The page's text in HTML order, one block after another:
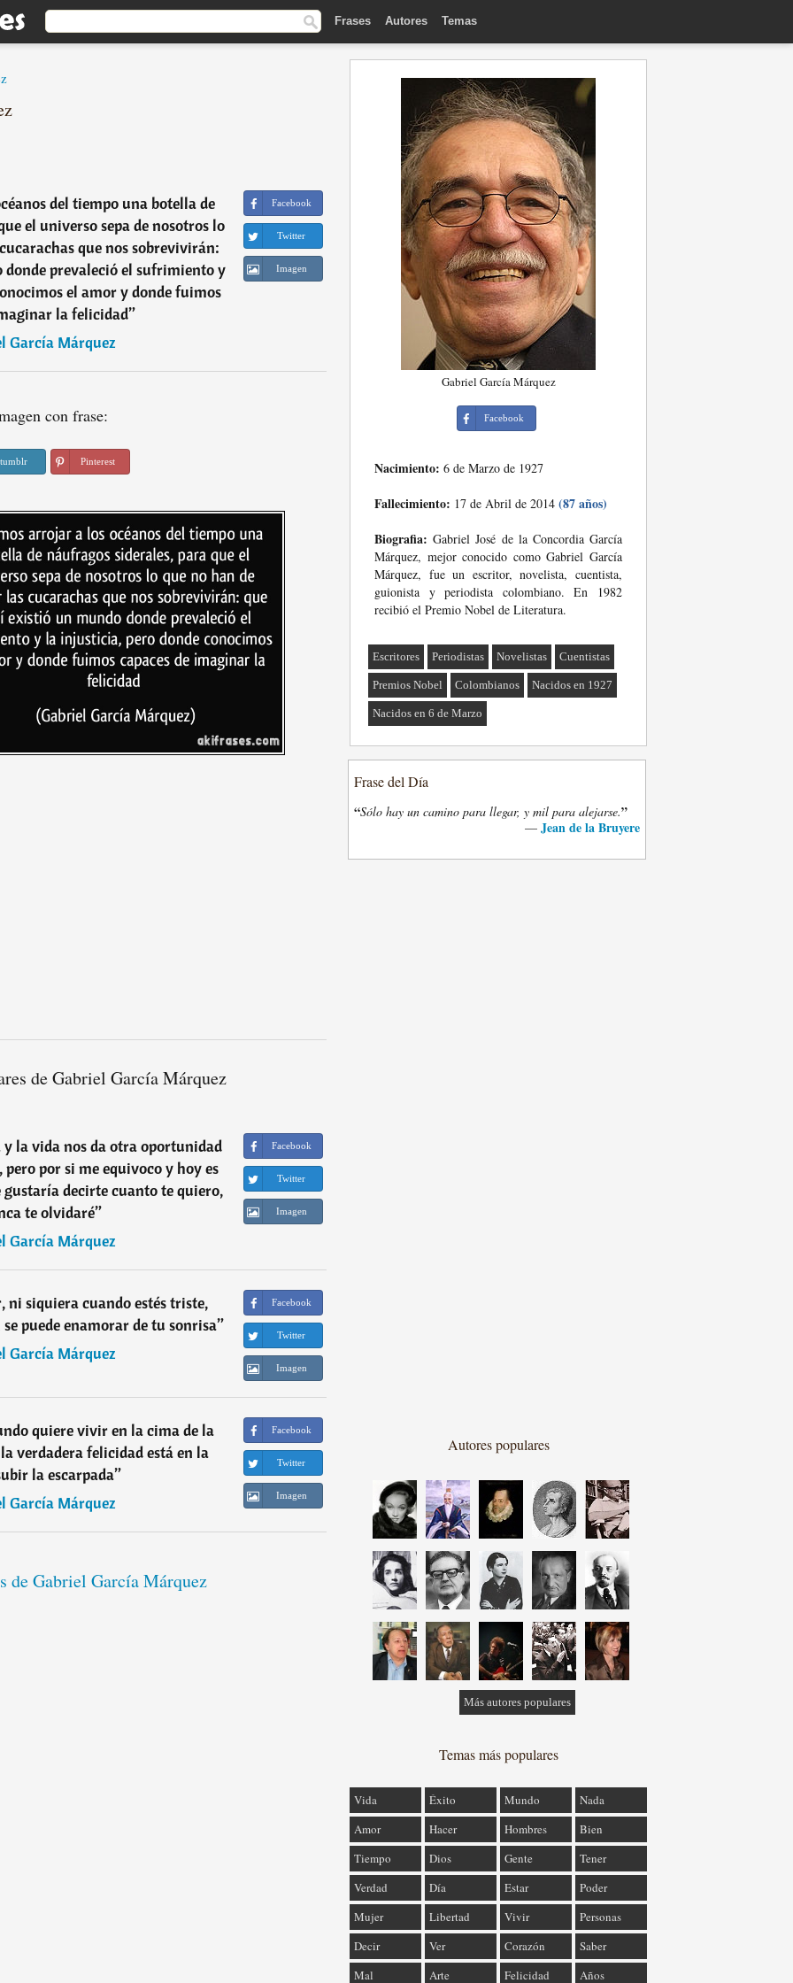
Frases Autores Temas
del tiempo una botella de
el universo sepa de nosotros lo
que nos sobrevivirán:
prevaleció el sufrimiento y
el amor y donde fuimos
la felicidad”
García Márquez
Facebook
Twitter
Imagen
con frase:
tumblr Pinterest
de Gabriel García Márquez
la vida nos da otra oportunidad
por si me equivoco y hoy es
gustaría decirte cuanto te quiero,
te olvidaré”
García Márquez
Facebook
Twitter
Imagen
ni siquiera cuando estés triste,
puede enamorar de tu sonrisa”
García Márquez
Facebook
Twitter
Imagen
quiere vivir en la cima de la
verdadera felicidad está en la
la escarpada”
García Márquez
Facebook
Twitter
Imagen
de Gabriel García Márquez
Gabriel García Márquez
Facebook
Nacimiento: 6 de Marzo de 1927
Fallecimiento: 17 de Abril de 2014 (87 años)
Biografia: Gabriel José de la Concordia García
Márquez, mejor conocido como Gabriel García
Márquez, fue un escritor, novelista, cuentista,
guionista y periodista colombiano. En 1982
recibió el Premio Nobel de Literatura.
Escritores Periodistas Novelistas Cuentistas
Premios Nobel Colombianos Nacidos en 1927
Nacidos en 6 de Marzo
Frase del Día
“Sólo hay un camino para llegar, y mil para alejarse.”
— Jean de la Bruyere
Autores populares
Más autores populares
Temas más populares
Vida Éxito Mundo
Nada
Amor
Hacer Hombres
Bien
Tiempo
Dios Gente
Tener
Verdad
Día Estar
Poder
Mujer
Libertad Vivir
Personas
Decir
Ver Corazón
Saber
Mal
Arte Felicidad Años